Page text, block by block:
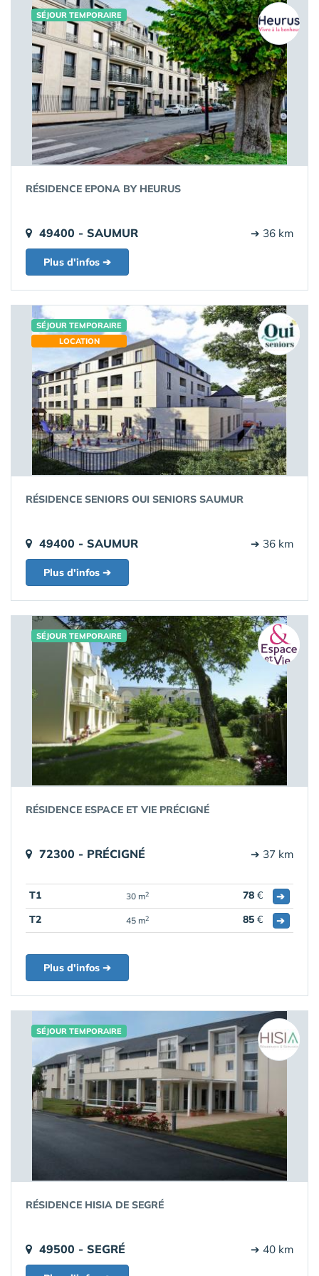
SÉJOUR TEMPORAIRE
RÉSIDENCE EPONA BY HEURUS
49400 - SAUMUR ➔ 36 km
Plus d'infos ➔
SÉJOUR TEMPORAIRE
LOCATION
RÉSIDENCE SENIORS OUI SENIORS SAUMUR
49400 - SAUMUR ➔ 36 km
Plus d'infos ➔
SÉJOUR TEMPORAIRE
RÉSIDENCE ESPACE ET VIE PRÉCIGNÉ
72300 - PRÉCIGNÉ ➔ 37 km
T1 30 m2 78 €
➔
T2
45 m2 85 € ➔
Plus d'infos ➔
SÉJOUR TEMPORAIRE
RÉSIDENCE HISIA DE SEGRÉ
49500 - SEGRÉ ➔ 40 km